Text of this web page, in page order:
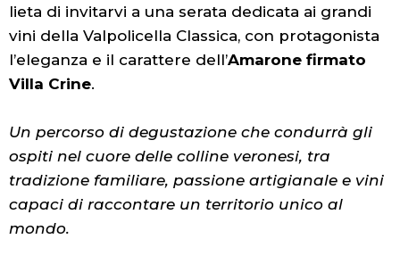
lieta di invitarvi a una serata dedicata ai grandi
vini della Valpolicella Classica, con protagonista
l’eleganza e il carattere dell’Amarone firmato
Villa Crine.
Un percorso di degustazione che condurrà gli
ospiti nel cuore delle colline veronesi, tra
tradizione familiare, passione artigianale e vini
capaci di raccontare un territorio unico al
mondo.